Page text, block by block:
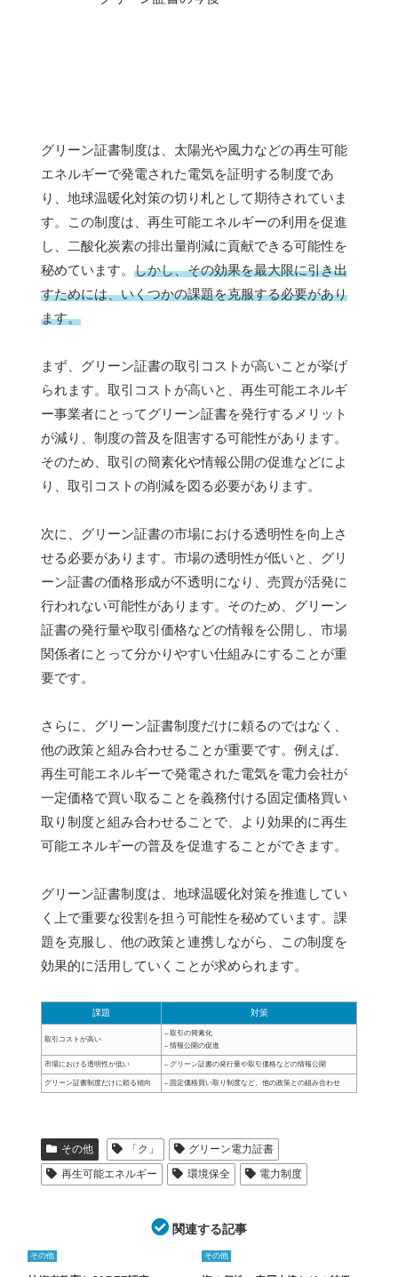
グリーン証書制度は、太陽光や風力などの再生可能
エネルギーで発電された電気を証明する制度であ
り、地球温暖化対策の切り札として期待されていま
す。この制度は、再生可能エネルギーの利用を促進
し、二酸化炭素の排出量削減に貢献できる可能性を
秘めています。 しかし、その効果を最大限に引き出
すためには、いくつかの課題を克服する必要があり
ます。
まず、グリーン証書の取引コストが高いことが挙げ
られます。取引コストが高いと、再生可能エネルギ
ー事業者にとってグリーン証書を発行するメリット
が減り、制度の普及を阻害する可能性があります。
そのため、取引の簡素化や情報公開の促進などによ
り、取引コストの削減を図る必要があります。
次に、グリーン証書の市場における透明性を向上さ
せる必要があります。市場の透明性が低いと、グリ
ーン証書の価格形成が不透明になり、売買が活発に
行われない可能性があります。そのため、グリーン
証書の発行量や取引価格などの情報を公開し、市場
関係者にとって分かりやすい仕組みにすることが重
要です。
さらに、グリーン証書制度だけに頼るのではなく、
他の政策と組み合わせることが重要です。例えば、
再生可能エネルギーで発電された電気を電力会社が
一定価格で買い取ることを義務付ける固定価格買い
取り制度と組み合わせることで、より効果的に再生
可能エネルギーの普及を促進することができます。
グリーン証書制度は、地球温暖化対策を推進してい
く上で重要な役割を担う可能性を秘めています。課
題を克服し、他の政策と連携しながら、この制度を
効果的に活用していくことが求められます。
課題 対策
取引コストが高い
– 取引の簡素化
– 情報公開の促進
市場における透明性が低い – グリーン証書の発行量や取引価格などの情報公開
グリーン証書制度だけに頼る傾向 – 固定価格買い取り制度など、他の政策との組み合わせ
その他 「ク」
グリーン電力証書
再生可能エネルギー
環境保全 電力制度
関連する記事
その他 その他